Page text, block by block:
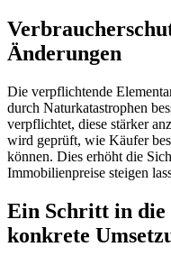
Änderungen
Die verpflichtende
durch Naturkatastrophen
verpflichtet, diese stärker
wird geprüft, wie Käufer
können. Dies erhöht die
Immobilienpreise steigen
Ein Schritt in die
konkrete